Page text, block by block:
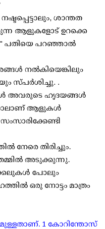
ശാന്തത
ആളുകളോട് ഉറക്കെ
പതിയെ പറഞ്ഞാൽ
നൽകിയെങ്കിലും
സ്പർശിച്ചു. .
അവരുടെ ഹൃദയങ്ങൾ
ആളുകൾ
നേരെ തിരിച്ചും.
അടുക്കുന്നു.
പോലും
ഒരു നോട്ടം മാത്രം
1 കോറിന്തോസ്